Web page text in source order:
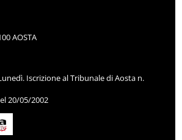
AOSTA
Iscrizione al Tribunale di Aosta n.
20/05/2002